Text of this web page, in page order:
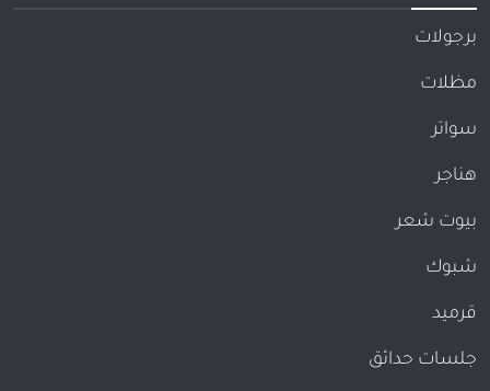
برجولات
مظلات
سواتر
هناجر
بيوت شعر
شبوك
قرميد
جلسات حدائق